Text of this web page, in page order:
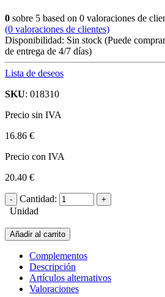
0 sobre 5 based on 0 valoraciones de
(0 valoraciones de clientes)
Disponibilidad: Sin stock (Puede
de entrega de 4/7 días)
Lista de deseos
SKU: 018310
Precio sin IVA
16.86 €
Precio con IVA
20.40 €
Cantidad:
Unidad
Añadir al carrito
Complementos
Descripción
Artículos alternativos
Valoraciones